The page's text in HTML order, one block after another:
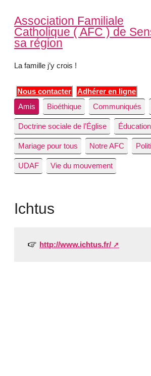
Association Familiale
Catholique ( AFC ) de
sa région
La famille j’y crois !
Nous contacter
Adhérer en ligne
Amis
Bioéthique Communiqués
Doctrine sociale de l’Église Éducation
Mariage pour tous Notre AFC
UDAF Vie du mouvement
Ichtus
http://www.ichtus.fr/